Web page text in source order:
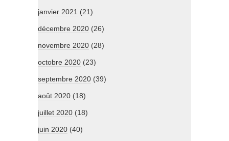
janvier 2021 (21)
décembre 2020 (26)
novembre 2020 (28)
octobre 2020 (23)
septembre 2020 (39)
août 2020 (18)
juillet 2020 (18)
juin 2020 (40)